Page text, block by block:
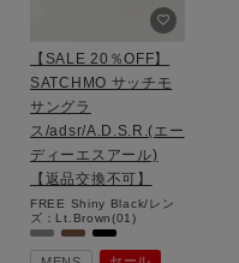
【SALE 20％OFF】
SATCHMO サッチモ
サングラ
ス/adsr/A.D.S.R.(エー
ディーエスアール)
【返品交換不可】
FREE Shiny Black/レン
ズ：Lt.Brown(01)